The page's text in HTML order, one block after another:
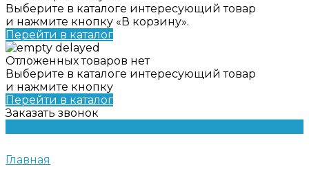
Выберите в каталоге интересующий товар
и нажмите кнопку «В корзину».
Перейти в каталог
Отложенных товаров нет
Выберите в каталоге интересующий товар
и нажмите кнопку
Перейти в каталог
Заказать звонок
Главная